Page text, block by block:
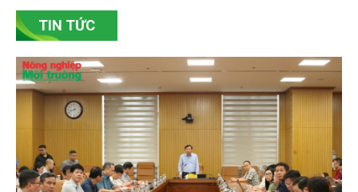
Gốm Ngọc Phù Lãng: Phát huy giá trị làng
nghề bằng khoa học công nghệ và chuyển
đổi số